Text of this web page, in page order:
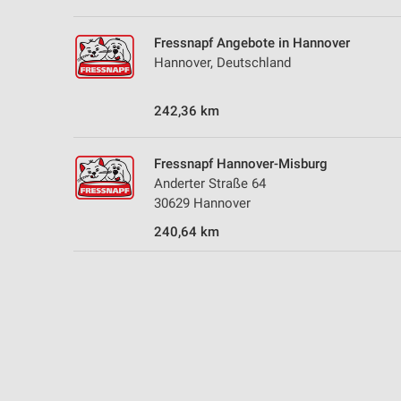
Fressnapf Angebote in Hannover
Hannover, Deutschland
242,36 km
Fressnapf Hannover-Misburg
Anderter Straße 64
30629 Hannover
240,64 km